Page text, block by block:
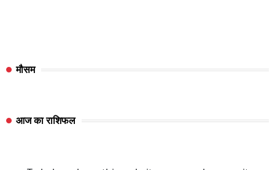
मौसम
आज का राशिफल